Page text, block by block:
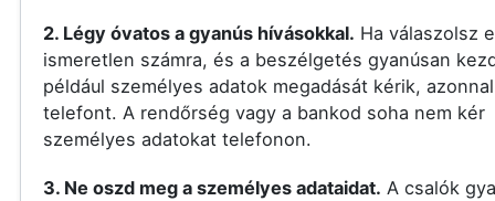
2. Légy óvatos a gyanús hívásokkal. Ha válaszolsz
ismeretlen számra, és a beszélgetés gyanúsan
például személyes adatok megadását kérik,
telefont. A rendőrség vagy a bankod soha nem kér
személyes adatokat telefonon.
3. Ne oszd meg a személyes adataidat. A csalók